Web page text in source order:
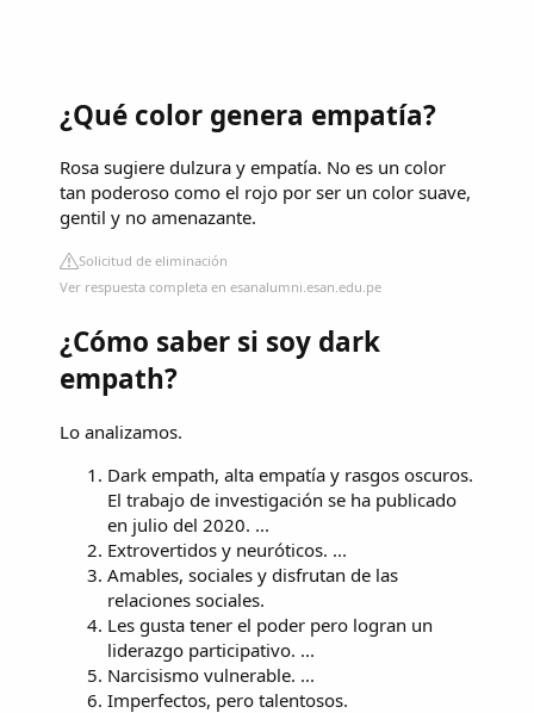
¿Qué color genera empatía?
Rosa sugiere dulzura y empatía. No es un color
tan poderoso como el rojo por ser un color suave,
gentil y no amenazante.
Solicitud de eliminación
Ver respuesta completa en esanalumni.esan.edu.pe
¿Cómo saber si soy dark
empath?
Lo analizamos.
Dark empath, alta empatía y rasgos oscuros.
El trabajo de investigación se ha publicado
en julio del 2020. ...
Extrovertidos y neuróticos. ...
Amables, sociales y disfrutan de las
relaciones sociales.
Les gusta tener el poder pero logran un
liderazgo participativo. ...
Narcisismo vulnerable. ...
Imperfectos, pero talentosos.